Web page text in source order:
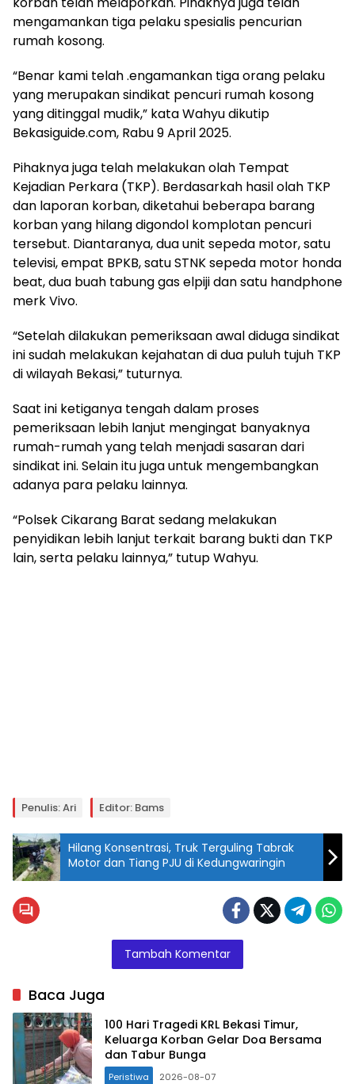
mengamankan tiga pelaku spesialis pencurian
rumah kosong.
“Benar kami telah .engamankan tiga orang pelaku
yang merupakan sindikat pencuri rumah kosong
yang ditinggal mudik,” kata Wahyu dikutip
Bekasiguide.com, Rabu 9 April 2025.
Pihaknya juga telah melakukan olah Tempat
Kejadian Perkara (TKP). Berdasarkah hasil olah TKP
dan laporan korban, diketahui beberapa barang
korban yang hilang digondol komplotan pencuri
tersebut. Diantaranya, dua unit sepeda motor, satu
televisi, empat BPKB, satu STNK sepeda motor honda
beat, dua buah tabung gas elpiji dan satu handphone
merk Vivo.
“Setelah dilakukan pemeriksaan awal diduga sindikat
ini sudah melakukan kejahatan di dua puluh tujuh TKP
di wilayah Bekasi,” tuturnya.
Saat ini ketiganya tengah dalam proses
pemeriksaan lebih lanjut mengingat banyaknya
rumah-rumah yang telah menjadi sasaran dari
sindikat ini. Selain itu juga untuk mengembangkan
adanya para pelaku lainnya.
“Polsek Cikarang Barat sedang melakukan
penyidikan lebih lanjut terkait barang bukti dan TKP
lain, serta pelaku lainnya,” tutup Wahyu.
Penulis: Ari Editor: Bams
Hilang Konsentrasi, Truk Terguling Tabrak
Motor dan Tiang PJU di Kedungwaringin
Tambah Komentar
Baca Juga
100 Hari Tragedi KRL Bekasi Timur,
Keluarga Korban Gelar Doa Bersama
dan Tabur Bunga
Peristiwa 2026-08-07